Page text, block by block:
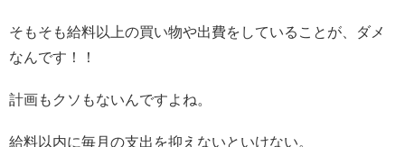
そもそも給料以上の買い物や出費をしていることが、ダメ
なんです！！
計画もクソもないんですよね。
給料以内に毎月の支出を抑えないといけない。